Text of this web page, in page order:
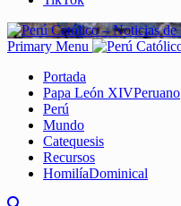
Primary Menu
Portada
Papa León XIVPeruano
Perú
Mundo
Catequesis
Recursos
HomilíaDominical